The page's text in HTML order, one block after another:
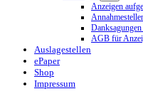
Anzeigen
AGB für
Auslagestellen
ePaper
Shop
Impressum